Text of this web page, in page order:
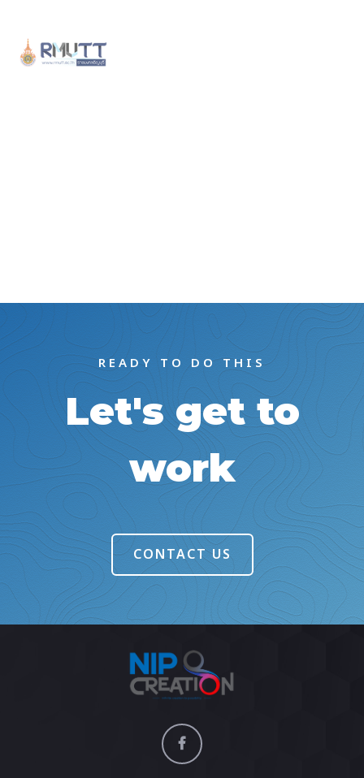
READY TO DO THIS
Let's get to
work
CONTACT US